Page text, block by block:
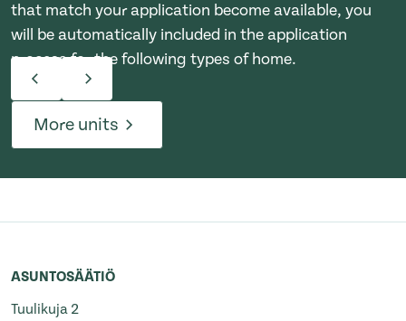
that match your application become available, you
will be automatically included in the application
process for the following types of home.
More units
ASUNTOSÄÄTIÖ
Tuulikuja 2